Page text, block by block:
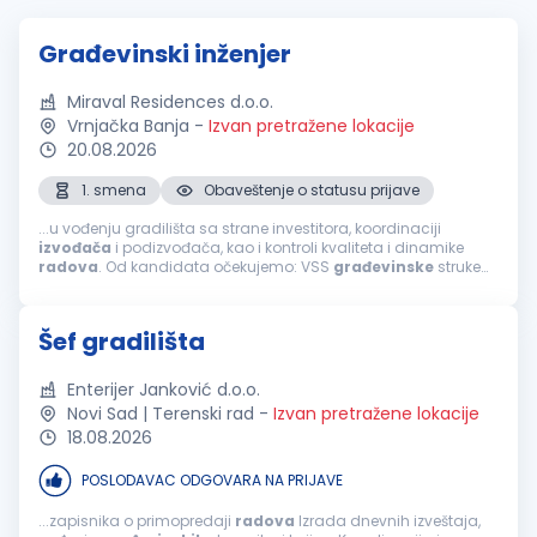
Građevinski inženjer
Miraval Residences d.o.o.
Vrnjačka Banja - Izvan pretražene lokacije
20.08.2026
1. smena
Obaveštenje o statusu prijave
...u vođenju gradilišta sa strane investitora, koordinaciji
izvođača i podizvođača, kao i kontroli kvaliteta i dinamike
radova
. Od kandidata očekujemo: VSS građevinske struke
Šef gradilišta
Enterijer Janković d.o.o.
Novi Sad | Terenski rad - Izvan pretražene lokacije
18.08.2026
POSLODAVAC ODGOVARA NA PRIJAVE
...zapisnika o primopredaji radova Izrada dnevnih izveštaja,